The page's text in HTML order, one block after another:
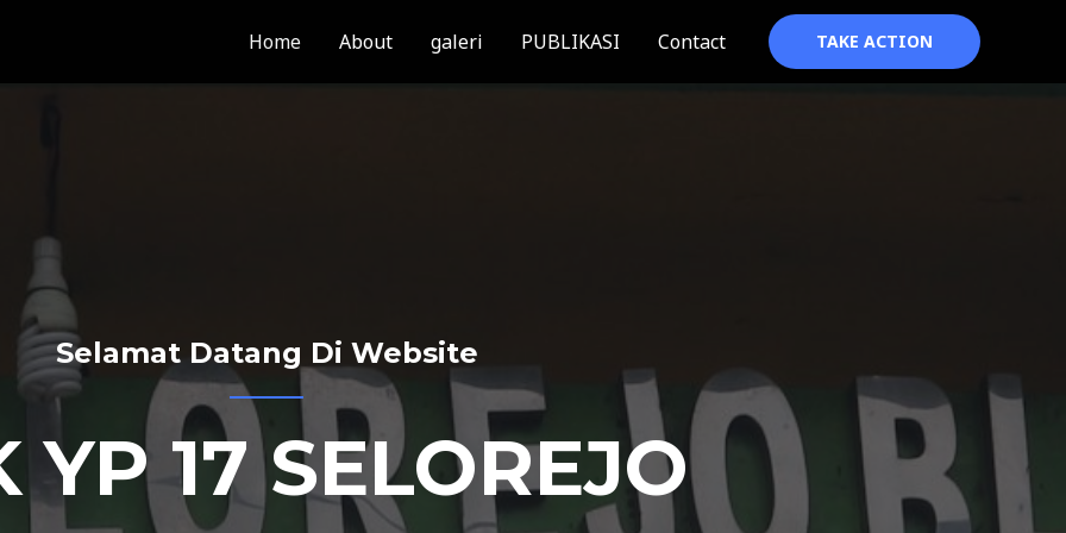
Home About galeri PUBLIKASI Contact TAKE ACTION
Selamat Datang Di Website
YP 17 SELOREJO